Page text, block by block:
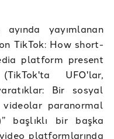
yayımlanan
TikTok: How short-
platform present
UFO'lar,
Bir sosyal
paranormal
başlıklı bir başka
platformlarında